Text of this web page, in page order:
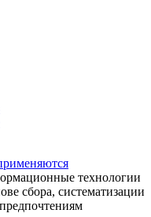
технологии
сбора, систематизации